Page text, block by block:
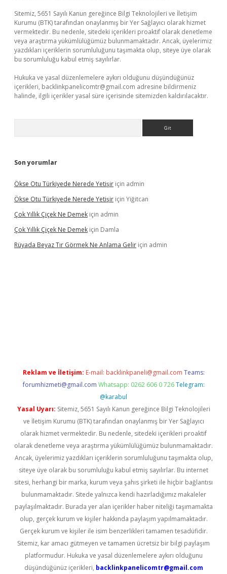
Sitemiz, 5651 Sayılı Kanun gereğince Bilgi Teknolojileri ve İletişim
Kurumu (BTK) tarafından onaylanmış bir Yer Sağlayıcı olarak hizmet
vermektedir. Bu nedenle, sitedeki içerikleri proaktif olarak denetleme
veya araştırma yükümlülüğümüz bulunmamaktadır. Ancak, üyelerimiz
yazdıkları içeriklerin sorumluluğunu taşımakta olup, siteye üye olarak
bu sorumluluğu kabul etmiş sayılırlar.
Hukuka ve yasal düzenlemelere aykırı olduğunu düşündüğünüz
içerikleri, backlinkpanelicomtr@gmail.com adresine bildirmeniz
halinde, ilgili içerikler yasal süre içerisinde sitemizden kaldırılacaktır.
Son yorumlar
Ökse Otu Türkiyede Nerede Yetişir için admin
Ökse Otu Türkiyede Nerede Yetişir için Yiğitcan
Çok Yıllık Çiçek Ne Demek için admin
Çok Yıllık Çiçek Ne Demek için Damla
Rüyada Beyaz Tır Görmek Ne Anlama Gelir için admin
Reklam ve İletişim: E-mail: backlinkpaneli@gmail.com Teams:
forumhizmeti@gmail.com Whatsapp: 0262 606 0 726 Telegram:
@karabul
Yasal Uyarı: Sitemiz, 5651 Sayılı Kanun gereğince Bilgi Teknolojileri
ve İletişim Kurumu (BTK) tarafından onaylanmış bir Yer Sağlayıcı
olarak hizmet vermektedir. Bu nedenle, sitedeki içerikleri proaktif
olarak denetleme veya araştırma yükümlülüğümüz bulunmamaktadır.
Ancak, üyelerimiz yazdıkları içeriklerin sorumluluğunu taşımakta olup,
siteye üye olarak bu sorumluluğu kabul etmiş sayılırlar. Bu internet
sitesi, herhangi bir marka, kurum veya şahıs şirketi ile hiçbir bağlantısı
bulunmamaktadır. Sitede yalnızca kendi hazırladığımız makaleler
paylaşılmaktadır. Burada yer alan içerikler haber niteliği taşımamakta
olup, gerçek kurum ve kişiler hakkında paylaşım yapılmamaktadır.
Gerçek kurum ve kişiler ile isim benzerlikleri tamamen tesadüfidir.
Sitemiz, kar amacı gütmeyen ve tamamen ücretsiz bir bilgi paylaşım
platformudur. Hukuka ve yasal düzenlemelere aykırı olduğunu
düşündüğünüz içerikleri, backlinkpanelicomtr@gmail.com